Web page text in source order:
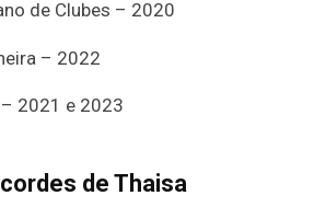
de Clubes – 2020
– 2022
2021 e 2023
de Thaisa